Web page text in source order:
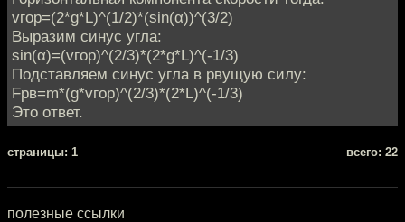
vгор=(2*g*L)^(1/2)*(sin(α))^(3/2)
Выразим синус угла:
sin(α)=(vгор)^(2/3)*(2*g*L)^(-1/3)
Подставляем синус угла в рвущую силу:
Fрв=m*(g*vгор)^(2/3)*(2*L)^(-1/3)
Это ответ.
cтраницы: 1 всего: 22
полезные ссылки